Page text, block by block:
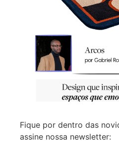
Fique por dentro das
assine nossa newsletter: